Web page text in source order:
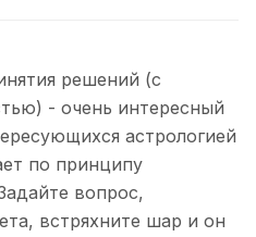
решений (с
- очень интересный
астрологией
по принципу
вопрос,
встряхните шар и он